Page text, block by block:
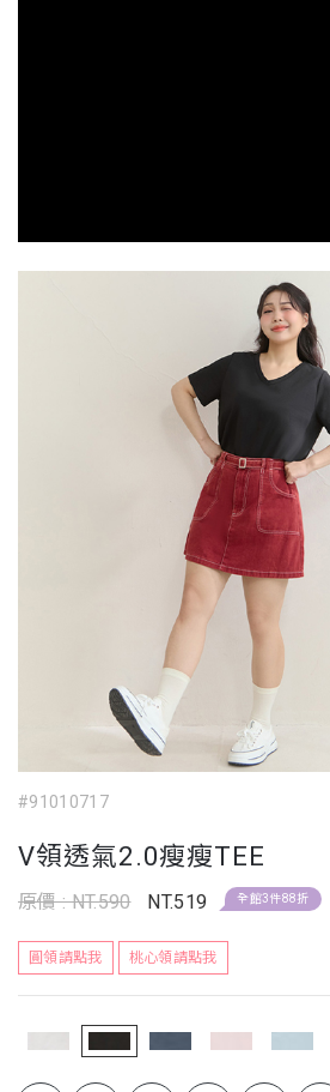
#91010717
V領透氣2.0瘦瘦TEE
原價 : NT.590 NT.519 全館3件88折
圓領請點我 桃心領請點我